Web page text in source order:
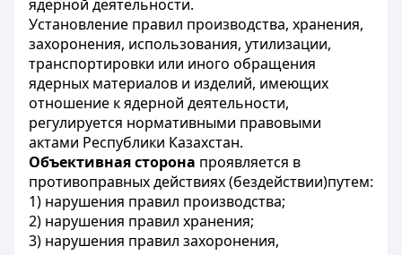
ядерной деятельности.
Установление правил производства, хранения,
захоронения, использования, утилизации,
транспортировки или иного обращения
ядерных материалов и изделий, имеющих
отношение к ядерной деятельности,
регулируется нормативными правовыми
актами Республики Казахстан.
Объективная сторона проявляется в
противоправных действиях (бездействии)путем:
1) нарушения правил производства;
2) нарушения правил хранения;
3) нарушения правил захоронения,